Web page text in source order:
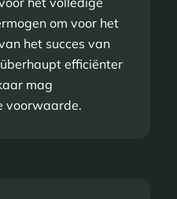
om voor het
het succes van
efficiënter
mag
voorwaarde.